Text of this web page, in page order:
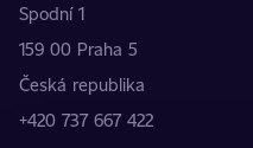
Spodní 1
159 00 Praha 5
Česká republika
+420 737 667 422